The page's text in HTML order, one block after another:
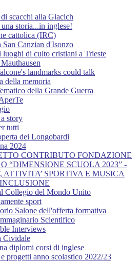
scacchi alla Giacich
storia...in inglese!
cattolica (IRC)
San Canzian d'Isonzo
luoghi di culto cristiani a Trieste
landmarks could talk
della memoria
della Grande Guerra
story
tutti
dei Longobardi
2024
CONTRIBUTO FONDAZIONE
“DIMENSIONE SCUOLA 2023” -
ATTIVITA’ SPORTIVA E MUSICA
Collegio del Mondo Unito
sport
Salone dell'offerta formativa
Scientifico
Interviews
Cividale
diplomi corsi di inglese
progetti anno scolastico 2022/23